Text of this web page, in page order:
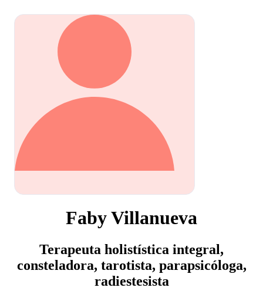
Faby Villanueva
Terapeuta holistística integral,
consteladora, tarotista, parapsicóloga,
radiestesista